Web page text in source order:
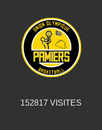
152817 VISITES